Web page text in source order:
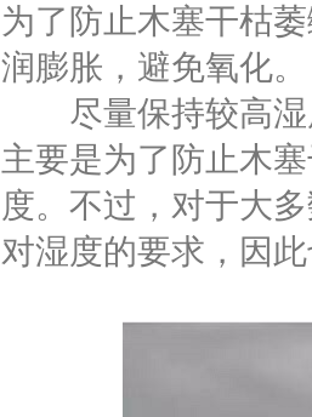
为了防止木塞干枯
润膨胀，避免氧化。
尽量保持较高湿
主要是为了防止木
度。不过，对于大
对湿度的要求，因